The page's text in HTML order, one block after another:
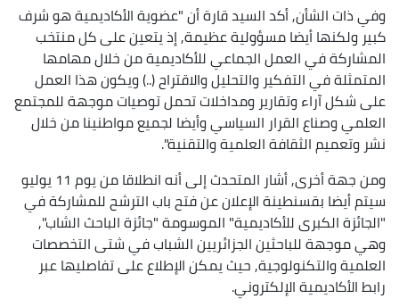
وفي ذات الشأن, أكد السيد قارة أن "عضوية الأكاديمية هو شرف
كبير ولكنها أيضا مسؤولية عظيمة, إذ يتعين على كل منتخب
المشاركة في العمل الجماعي للأكاديمية من خلال مهامها
المتمثلة في التفكير والتحليل والاقتراح (..) ويكون هذا العمل
على شكل آراء وتقارير ومداخلات تحمل توصيات موجهة للمجتمع
العلمي وصناع القرار السياسي وأيضا لجميع مواطنينا من خلال
نشر وتعميم الثقافة العلمية والتقنية".
ومن جهة أخرى, أشار المتحدث إلى أنه انطلاقا من يوم 11 يوليو
سيتم أيضا بقسنطينة الإعلان عن فتح باب الترشح للمشاركة في
"الجائزة الكبرى للأكاديمية" الموسومة "جائزة الباحث الشاب",
وهي موجهة للباحثين الجزائريين الشباب في شتى التخصصات
العلمية والتكنولوجية, حيث يمكن الإطلاع على تفاصليها عبر
رابط الأكاديمية الإلكتروني.